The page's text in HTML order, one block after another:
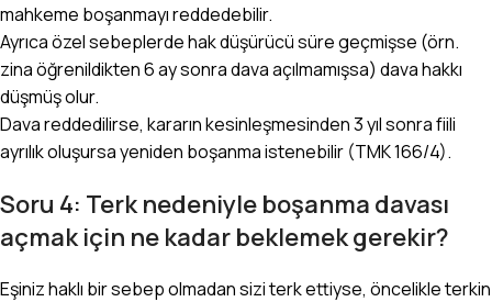
mahkeme boşanmayı reddedebilir.
Ayrıca özel sebeplerde hak düşürücü süre geçmişse (örn.
zina öğrenildikten 6 ay sonra dava açılmamışsa) dava hakkı
düşmüş olur.
Dava reddedilirse, kararın kesinleşmesinden 3 yıl sonra fiili
ayrılık oluşursa yeniden boşanma istenebilir (TMK 166/4).
Soru 4: Terk nedeniyle boşanma davası
açmak için ne kadar beklemek gerekir?
Eşiniz haklı bir sebep olmadan sizi terk ettiyse, öncelikle terkin